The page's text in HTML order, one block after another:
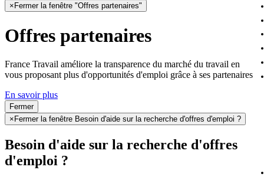
× Fermer la fenêtre "Offres partenaires"
Offres partenaires
France Travail améliore la transparence du marché du travail en
vous proposant plus d'opportunités d'emploi grâce à ses partenaires
En savoir plus
Fermer
× Fermer la fenêtre Besoin d'aide sur la recherche d'offres d'emploi ?
Besoin d'aide sur la recherche d'offres
d'emploi ?